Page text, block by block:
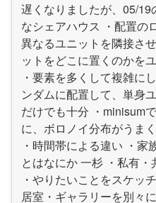
遅くなりましたが、05/
なシェアハウス ・配置の
異なるユニットを隣接さ
ットをどこに置くのかを
・要素を多くして複雑に
ンダムに配置して、単身
だけでも十分 ・minisum
に、ボロノイ分布がうま
・時間帯による違い ・
とはなにか 一杉 ・私有
・やりたいことをスケッ
居室・ギャラリーを別々